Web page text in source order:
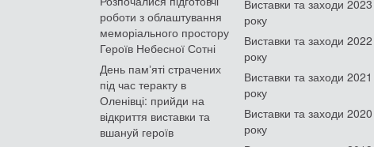
роботи з облаштування
меморіального простору
Героїв Небесної Сотні
День памʼяті страчених
під час теракту в
Оленівці: прийди на
відкриття виставки та
вшануй героїв
Виставки та заходи 2023
року
Виставки та заходи 2022
року
Виставки та заходи 2021
року
Виставки та заходи 2020
року